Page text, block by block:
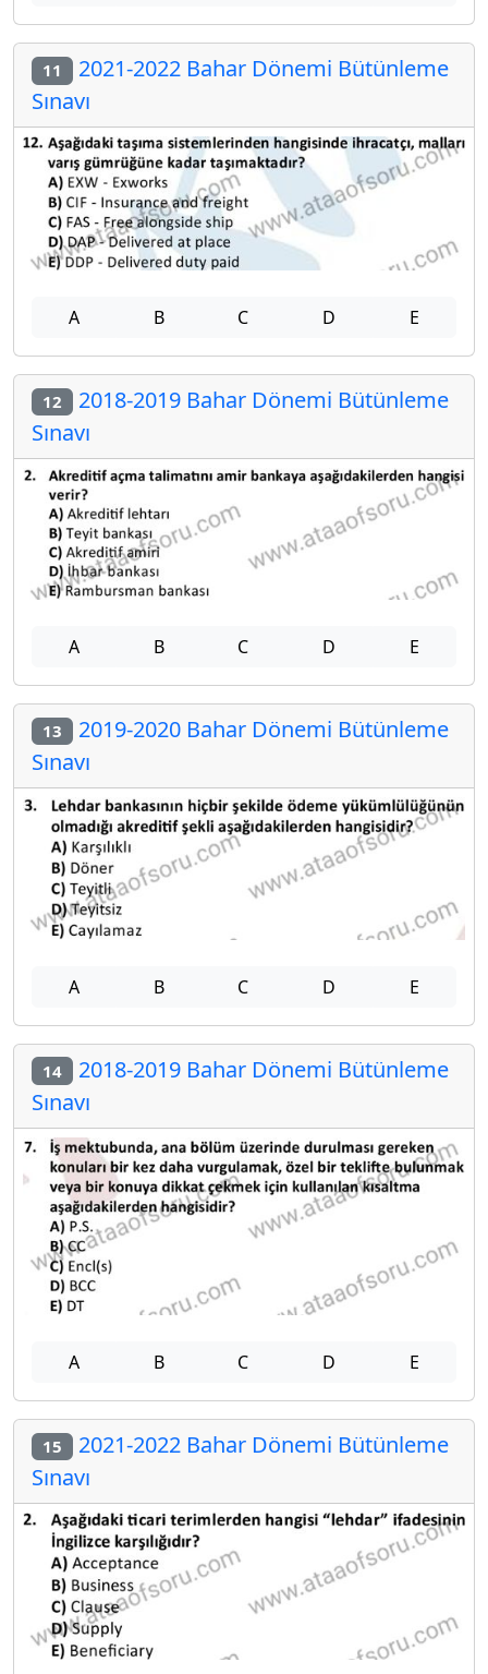
11 2021-2022 Bahar Dönemi Bütünleme
Sınavı
A B C D E
12 2018-2019 Bahar Dönemi Bütünleme
Sınavı
A B C D E
13 2019-2020 Bahar Dönemi Bütünleme
Sınavı
A B C D E
14 2018-2019 Bahar Dönemi Bütünleme
Sınavı
A B C D E
15 2021-2022 Bahar Dönemi Bütünleme
Sınavı